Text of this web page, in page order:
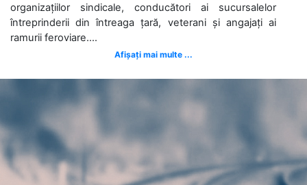
organizațiilor sindicale, conducători ai sucursalelor
întreprinderii din întreaga țară, veterani și angajați ai
ramurii feroviare....
Afișați mai multe ...